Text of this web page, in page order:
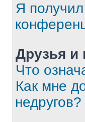
Я
Друзья и
Что
Как мне
недругов?